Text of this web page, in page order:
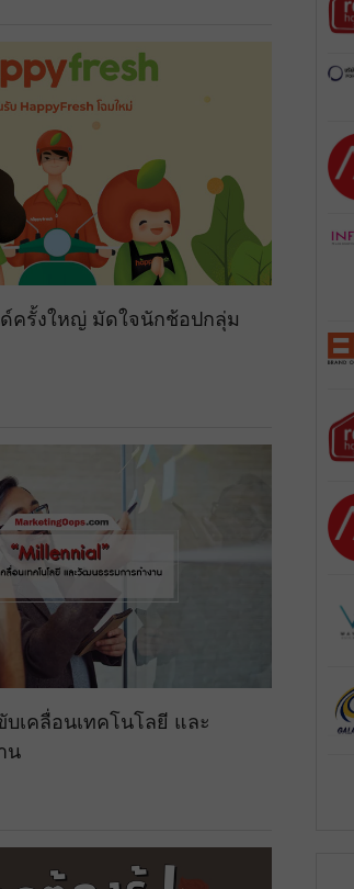
ครั้งใหญ่ มัดใจนักช้อปกลุ่ม
เคลื่อนเทคโนโลยี และ
น